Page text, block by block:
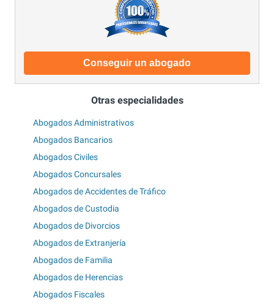
Conseguir un abogado
Otras especialidades
Abogados Administrativos
Abogados Bancarios
Abogados Civiles
Abogados Concursales
Abogados de Accidentes de Tráfico
Abogados de Custodia
Abogados de Divorcios
Abogados de Extranjería
Abogados de Familia
Abogados de Herencias
Abogados Fiscales